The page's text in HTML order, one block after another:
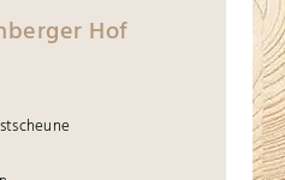
Hof